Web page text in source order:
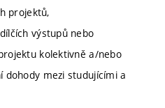
projektů,
výstupů nebo
kolektivně a/nebo
dohody mezi studujícími a